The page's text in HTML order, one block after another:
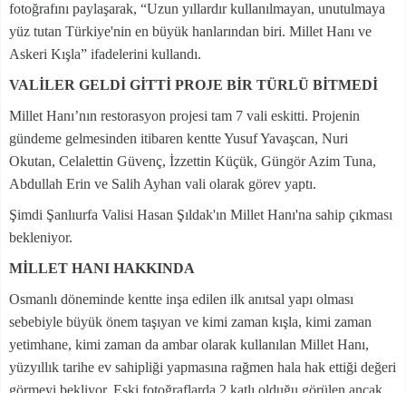
fotoğrafını paylaşarak, “Uzun yıllardır kullanılmayan, unutulmaya
yüz tutan Türkiye'nin en büyük hanlarından biri. Millet Hanı ve
Askeri Kışla” ifadelerini kullandı.
VALİLER GELDİ GİTTİ PROJE BİR TÜRLÜ BİTMEDİ
Millet Hanı’nın restorasyon projesi tam 7 vali eskitti. Projenin
gündeme gelmesinden itibaren kentte Yusuf Yavaşcan, Nuri
Okutan, Celalettin Güvenç, İzzettin Küçük, Güngör Azim Tuna,
Abdullah Erin ve Salih Ayhan vali olarak görev yaptı.
Şimdi Şanlıurfa Valisi Hasan Şıldak'ın Millet Hanı'na sahip çıkması
bekleniyor.
MİLLET HANI HAKKINDA
Osmanlı döneminde kentte inşa edilen ilk anıtsal yapı olması
sebebiyle büyük önem taşıyan ve kimi zaman kışla, kimi zaman
yetimhane, kimi zaman da ambar olarak kullanılan Millet Hanı,
yüzyıllık tarihe ev sahipliği yapmasına rağmen hala hak ettiği değeri
görmeyi bekliyor. Eski fotoğraflarda 2 katlı olduğu görülen ancak